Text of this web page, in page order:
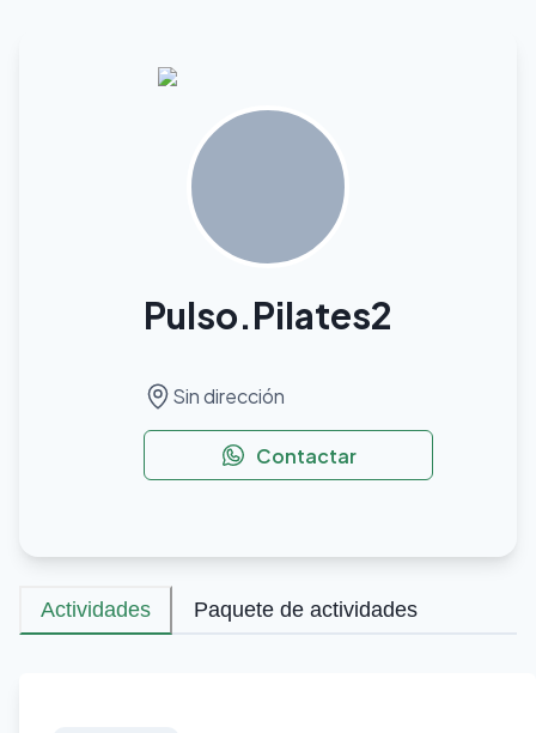
Pulso.pilates2
Sin dirección
Contactar
Actividades Paquete de actividades